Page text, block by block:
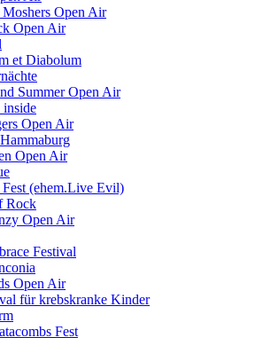
Open Air
Open Air
et Diabolum
Summer Open Air
inside
Open Air
Open Air
(ehem.Live Evil)
Rock
Open Air
Festival
Open Air
für krebskranke Kinder
Fest